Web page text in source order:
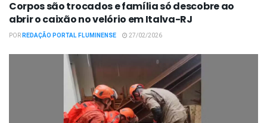
Corpos são trocados e família só descobre ao
abrir o caixão no velório em Italva-RJ
PORREDAÇÃO PORTAL FLUMINENSE 27/02/2026